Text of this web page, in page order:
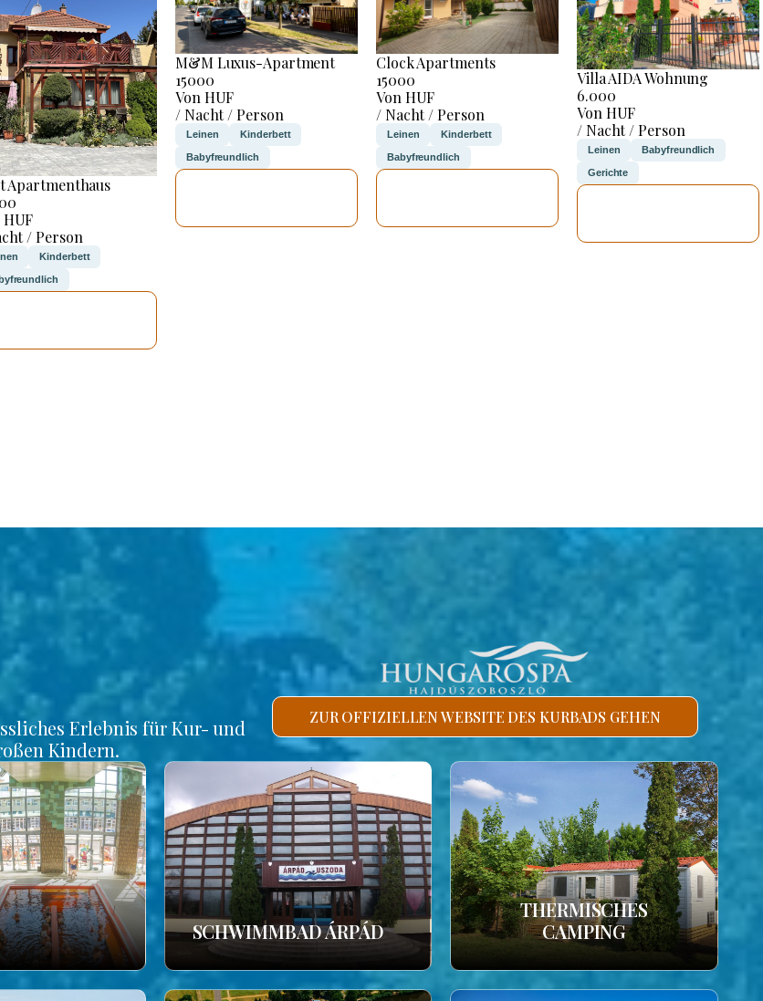
Apartmenthaus
HUF
/ Person
Kinderbett
M&M Luxus-Apartment
15000
Von HUF
/ Nacht / Person
Leinen Kinderbett
Babyfreundlich
Clock Apartments
15000
Von HUF
/ Nacht / Person
Leinen Kinderbett
Babyfreundlich
Villa AIDA Wohnung
6.000
Von HUF
/ Nacht / Person
Leinen Babyfreundlich
Gerichte
Erlebnis für Kur- und
Kindern.
ZUR OFFIZIELLEN WEBSITE DES KURBADS GEHEN
SCHWIMMBAD ÁRPÁD
THERMISCHES
CAMPING